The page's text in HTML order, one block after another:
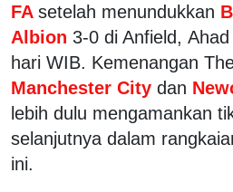
FA setelah menundukkan
Albion 3-0 di Anfield,
hari WIB. Kemenangan
Manchester City dan
lebih dulu mengamankan
selanjutnya dalam
ini.